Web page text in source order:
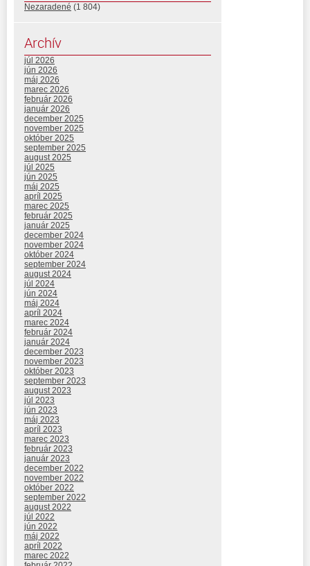
Nezaradené (1 804)
Archív
júl 2026
jún 2026
máj 2026
marec 2026
február 2026
január 2026
december 2025
november 2025
október 2025
september 2025
august 2025
júl 2025
jún 2025
máj 2025
apríl 2025
marec 2025
február 2025
január 2025
december 2024
november 2024
október 2024
september 2024
august 2024
júl 2024
jún 2024
máj 2024
apríl 2024
marec 2024
február 2024
január 2024
december 2023
november 2023
október 2023
september 2023
august 2023
júl 2023
jún 2023
máj 2023
apríl 2023
marec 2023
február 2023
január 2023
december 2022
november 2022
október 2022
september 2022
august 2022
júl 2022
jún 2022
máj 2022
apríl 2022
marec 2022